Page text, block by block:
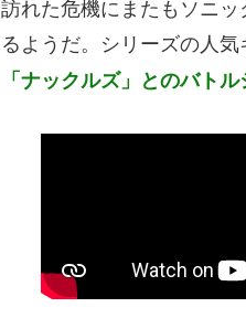
訪れた危機にまたもソニ
るようだ。シリーズの人
「ナックルズ」とのバト